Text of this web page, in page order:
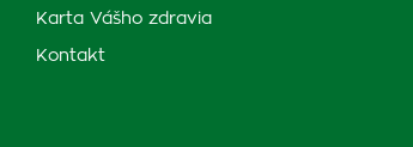
Karta Vášho zdravia
Kontakt